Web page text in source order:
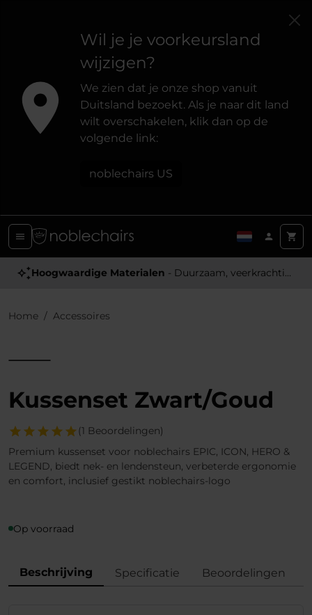
Wil je je voorkeursland
wijzigen?
We zien dat je onze shop vanuit
Duitsland bezoekt. Als je naar dit land
wilt overschakelen, klik dan op de
volgende link:
noblechairs US
Hoogwaardige Materialen - Duurzaam, veerkrachtig en aangenaam
Home Accessoires
Kussenset Zwart/Goud
(1 Beoordelingen)
Premium kussenset voor noblechairs EPIC, ICON, HERO &
LEGEND, biedt nek- en lendensteun, verbeterde ergonomie
en comfort, inclusief gestikt noblechairs-logo
Op voorraad
Beschrijving Specificatie Beoordelingen